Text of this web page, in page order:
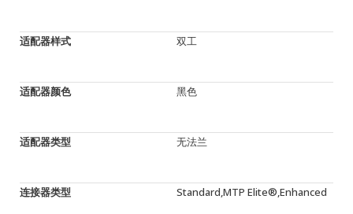
适配器样式 双工
适配器颜色 黑色
适配器类型 无法兰
连接器类型 Standard,MTP Elite®,Enhanced